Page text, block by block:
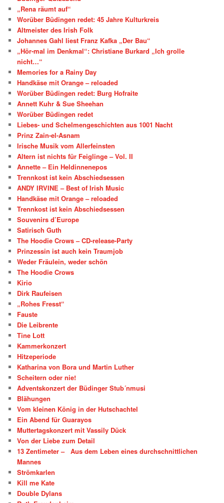
„Rena räumt auf“
Worüber Büdingen redet: 45 Jahre Kulturkreis
Altmeister des Irish Folk
Johannes Gahl liest Franz Kafka „Der Bau“
„Hör-mal im Denkmal“: Christiane Burkard „Ich grolle
nicht…“
Memories for a Rainy Day
Handkäse mit Orange – reloaded
Worüber Büdingen redet: Burg Hofraite
Annett Kuhr & Sue Sheehan
Worüber Büdingen redet
Liebes- und Schelmengeschichten aus 1001 Nacht
Prinz Zain-el-Asnam
Irische Musik vom Allerfeinsten
Altern ist nichts für Feiglinge – Vol. II
Annette – Ein Heldinnenepos
Trennkost ist kein Abschiedsessen
ANDY IRVINE – Best of Irish Music
Handkäse mit Orange – reloaded
Trennkost ist kein Abschiedsessen
Souvenirs d’Europe
Satirisch Guth
The Hoodie Crows – CD-release-Party
Prinzessin ist auch kein Traumjob
Weder Fräulein, weder schön
The Hoodie Crows
Kirio
Dirk Raufeisen
„Rohes Fresst“
Fauste
Die Leibrente
Tine Lott
Kammerkonzert
Hitzeperiode
Katharina von Bora und Martin Luther
Scheitern oder nie!
Adventskonzert der Büdinger Stub´nmusi
Blähungen
Vom kleinen König in der Hutschachtel
Ein Abend für Guarayos
Muttertagskonzert mit Vassily Dück
Von der Liebe zum Detail
13 Zentimeter – Aus dem Leben eines durchschnittlichen
Mannes
Strömkarlen
Kill me Kate
Double Dylans